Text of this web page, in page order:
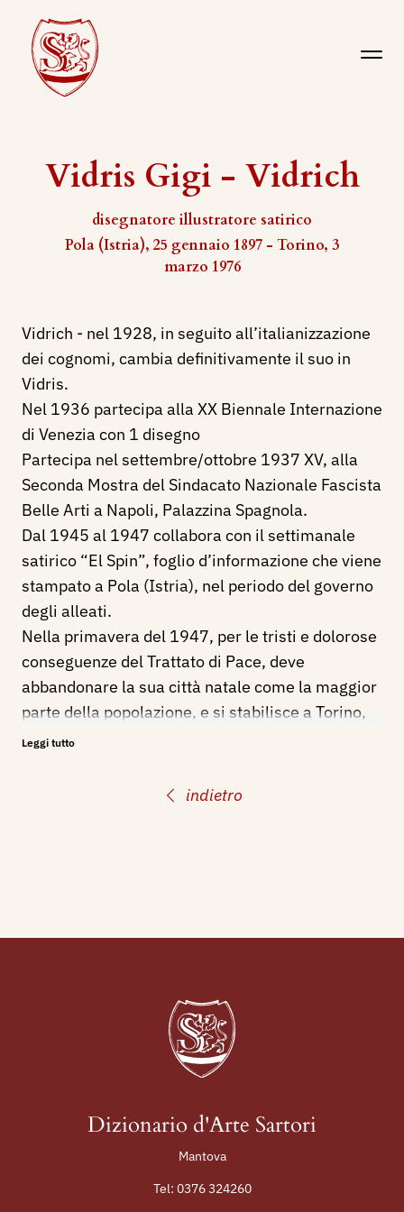
Vidris Gigi - Vidrich
disegnatore illustratore satirico
Pola (Istria), 25 gennaio 1897 - Torino, 3
marzo 1976
indietro
Vidrich - nel 1928, in seguito all’italianizzazione
dei cognomi, cambia definitivamente il suo in
Vidris.
Nel 1936 partecipa alla XX Biennale Internazione
di Venezia con 1 disegno
Partecipa nel settembre/ottobre 1937 XV, alla
Seconda Mostra del Sindacato Nazionale Fascista
Belle Arti a Napoli, Palazzina Spagnola.
Dal 1945 al 1947 collabora con il settimanale
satirico “El Spin”, foglio d’informazione che viene
stampato a Pola (Istria), nel periodo del governo
degli alleati.
Nella primavera del 1947, per le tristi e dolorose
conseguenze del Trattato di Pace, deve
abbandonare la sua città natale come la maggior
parte della popolazione, e si stabilisce a Torino,
dove viene assunto quale segretario presso la
Dal 1950 al 1956 è presente settimanalmente
vengono spesso riprodotte le sue migliori
A Torino collabora attivamente con “La Voce
della Giustizia”, la “Gazzetta del Popolo”, la
“Gazzetta della Sera” e “Pasquino”; a Milano è
Roma su “Difesa Adriatica” e sul “Travaso delle
Nel 1974 l’Editrice Bietti di Milano ha pubblicato
il volume “Prigionieri del cielo”, nel quale ha
Leggi tutto
Dizionario d'Arte Sartori
Mantova
Tel: 0376 324260